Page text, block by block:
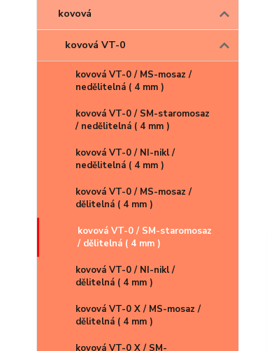
kovová
kovová VT-0
kovová VT-0 / MS-mosaz /
nedělitelná ( 4 mm )
kovová VT-0 / SM-staromosaz
/ nedělitelná ( 4 mm )
kovová VT-0 / NI-nikl /
nedělitelná ( 4 mm )
kovová VT-0 / MS-mosaz /
dělitelná ( 4 mm )
kovová VT-0 / SM-staromosaz
/ dělitelná ( 4 mm )
kovová VT-0 / NI-nikl /
dělitelná ( 4 mm )
kovová VT-0 X / MS-mosaz /
dělitelná ( 4 mm )
kovová VT-0 X / SM-